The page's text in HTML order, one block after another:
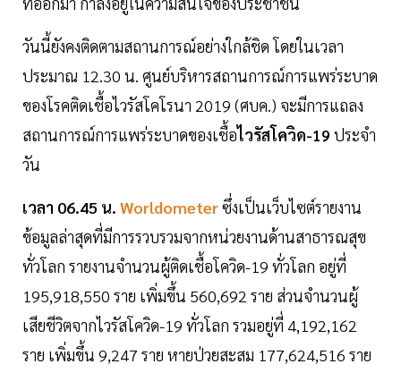
วันนี้ยังคงติดตามสถานการณ์อย่างใกล้ชิด โดยในเวลา
ประมาณ 12.30 น. ศูนย์บริหารสถานการณ์การแพร่ระบาด
ของโรคติดเชื้อไวรัสโคโรนา 2019 (ศบค.) จะมีการแถลง
สถานการณ์การแพร่ระบาดของเชื้อไวรัสโควิด-19 ประจำ
วัน
เวลา 06.45 น. Worldometerซึ่งเป็นเว็บไซต์รายงาน
ข้อมูลล่าสุดที่มีการรวบรวมจากหน่วยงานด้านสาธารณสุข
ทั่วโลก รายงานจำนวนผู้ติดเชื้อโควิด-19 ทั่วโลก อยู่ที่
195,918,550 ราย เพิ่มขึ้น 560,692 ราย ส่วนจำนวนผู้
เสียชีวิตจากไวรัสโควิด-19 ทั่วโลก รวมอยู่ที่ 4,192,162
ราย เพิ่มขึ้น 9,247 ราย หายป่วยสะสม 177,624,516 ราย